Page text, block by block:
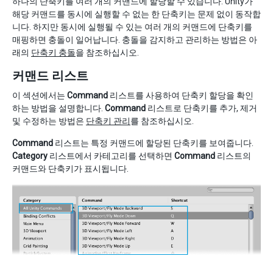
해당 커맨드를 동시에 실행할 수 없는 한 단축키는 문제 없이 동작합
니다. 하지만 동시에 실행될 수 있는 여러 개의 커맨드에 단축키를
매핑하면 충돌이 일어납니다. 충돌을 감지하고 관리하는 방법은 아
래의 단축키 충돌을 참조하십시오.
커맨드 리스트
이 섹션에서는 Command 리스트를 사용하여 단축키 할당을 확인
하는 방법을 설명합니다. Command 리스트로 단축키를 추가, 제거
및 수정하는 방법은 단축키 관리를 참조하십시오.
Command 리스트는 특정 커맨드에 할당된 단축키를 보여줍니다.
Category 리스트에서 카테고리를 선택하면 Command 리스트의
커맨드와 단축키가 표시됩니다.